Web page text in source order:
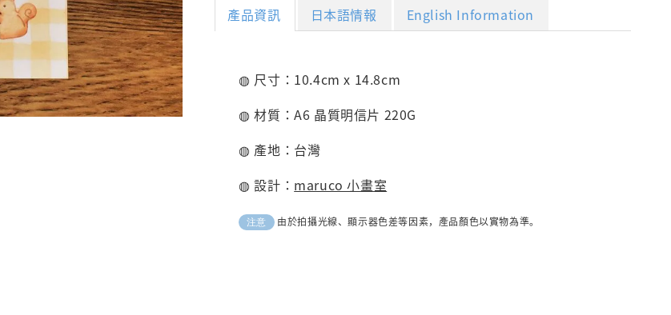
產品資訊 日本語情報 English Information
◍ 尺寸：10.4cm x 14.8cm
◍ 材質：A6 晶質明信片 220G
◍ 產地：台灣
◍ 設計： maruco 小畫室
注意 由於拍攝光線、顯示器色差等因素，產品顏色以實物為準。